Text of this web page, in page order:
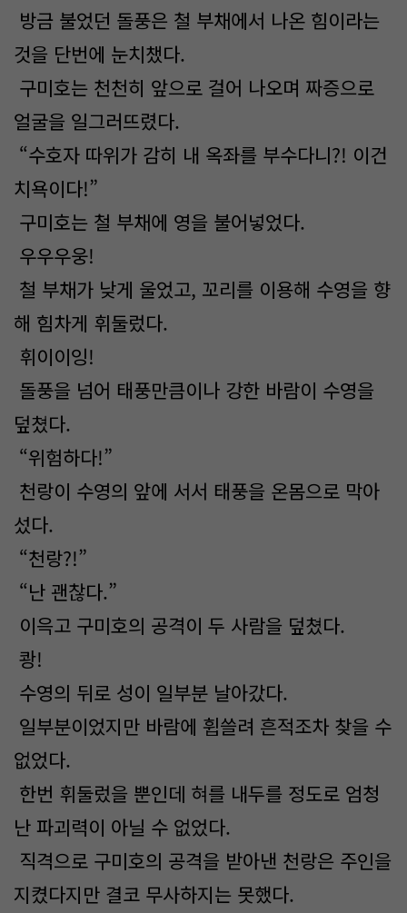
방금 불었던 돌풍은 철 부채에서 나온 힘이라는
것을 단번에 눈치챘다.
구미호는 천천히 앞으로 걸어 나오며 짜증으로
얼굴을 일그러뜨렸다.
“수호자 따위가 감히 내 옥좌를 부수다니?! 이건
치욕이다!”
구미호는 철 부채에 영을 불어넣었다.
우우우웅!
철 부채가 낮게 울었고, 꼬리를 이용해 수영을 향
해 힘차게 휘둘렀다.
휘이이잉!
돌풍을 넘어 태풍만큼이나 강한 바람이 수영을
덮쳤다.
“위험하다!”
천랑이 수영의 앞에 서서 태풍을 온몸으로 막아
섰다.
“천랑?!”
“난 괜찮다.”
이윽고 구미호의 공격이 두 사람을 덮쳤다.
쾅!
수영의 뒤로 성이 일부분 날아갔다.
일부분이었지만 바람에 휩쓸려 흔적조차 찾을 수
없었다.
한번 휘둘렀을 뿐인데 혀를 내두를 정도로 엄청
난 파괴력이 아닐 수 없었다.
직격으로 구미호의 공격을 받아낸 천랑은 주인을
지켰다지만 결코 무사하지는 못했다.